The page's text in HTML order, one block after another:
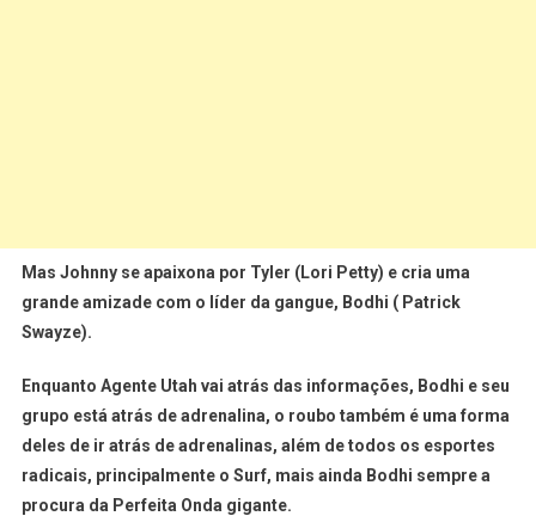
Mas Johnny se apaixona por Tyler (Lori Petty) e cria uma
grande amizade com o líder da gangue, Bodhi ( Patrick
Swayze).
Enquanto Agente Utah vai atrás das informações, Bodhi e seu
grupo está atrás de adrenalina, o roubo também é uma forma
deles de ir atrás de adrenalinas, além de todos os esportes
radicais, principalmente o Surf, mais ainda Bodhi sempre a
procura da Perfeita Onda gigante.